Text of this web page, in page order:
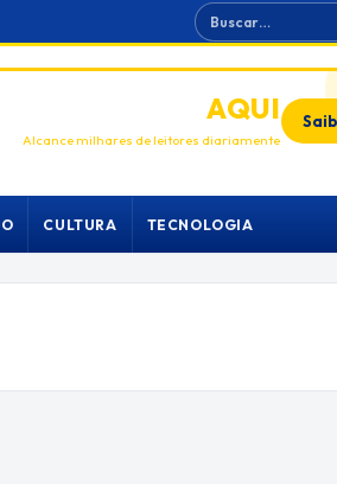
Buscar
ANUNCIEAQUI
Alcance milhares de leitores diariamente
CULTURA TECNOLOGIA